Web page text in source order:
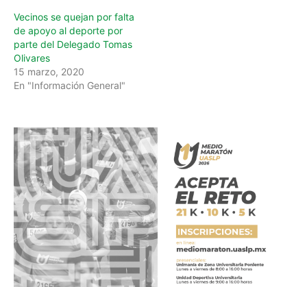
Vecinos se quejan por falta
de apoyo al deporte por
parte del Delegado Tomas
Olivares
15 marzo, 2020
En "Información General"